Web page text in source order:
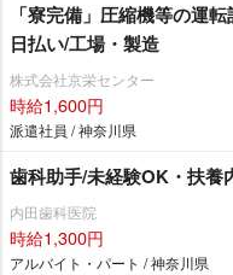
「寮完備」圧縮機等の運
日払い/工場・製造
株式会社京栄センター
時給1,600円
派遣社員 / 神奈川県
歯科助手/未経験OK・扶養
内田歯科医院
時給1,300円
アルバイト・パート / 神奈川県